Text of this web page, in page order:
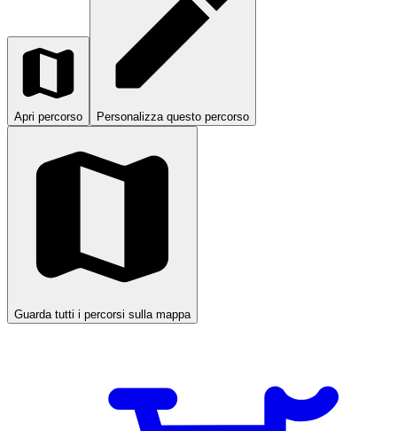
Apri percorso Personalizza questo percorso
Guarda tutti i percorsi sulla mappa